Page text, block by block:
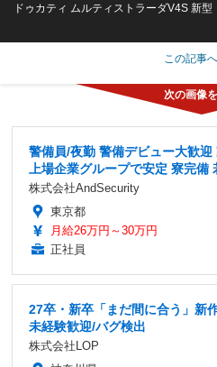
ドゥカティ ムルティストラーダV4S 新型
この記事
警備員/夜勤 警備デビュー大歓
上場企業グループで安定 寮完備
株式会社AndSecurity
東京都
月給26万円～30万円
正社員
27卒・新卒「まだ間に合う」新
未経験歓迎/バグ検出
株式会社LOP